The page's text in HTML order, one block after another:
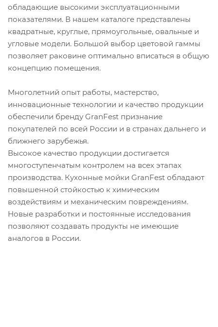
обладающие высокими эксплуатационными
показателями. В нашем каталоге представлены
квадратные, круглые, прямоугольные, овальные и
угловые модели. Большой выбор цветовой гаммы
позволяет раковине оптимально вписаться в общую
концепцию помещения.
Многолетний опыт работы, мастерство,
инновационные технологии и качество продукции
обеспечили бренду GranFest признание
покупателей по всей России и в странах дальнего и
ближнего зарубежья.
Высокое качество продукции достигается
многоступенчатым контролем на всех этапах
производства. Кухонные мойки GranFest обладают
повышенной стойкостью к химическим
воздействиям и механическим повреждениям.
Новые разработки и постоянные исследования
позволяют создавать продукты не имеющие
аналогов в России.